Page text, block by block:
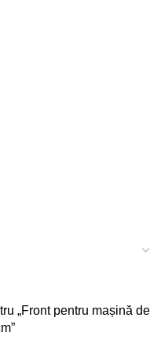
„Front pentru mașină de